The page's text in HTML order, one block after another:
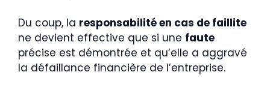
Du coup, la responsabilité en cas de faillite
ne devient effective que si une faute
précise est démontrée et qu’elle a aggravé
la défaillance financière de l’entreprise.